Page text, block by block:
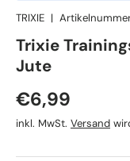
TRIXIE |
Trixie
Jute
Normaler
€6,99
inkl. MwSt. Versand